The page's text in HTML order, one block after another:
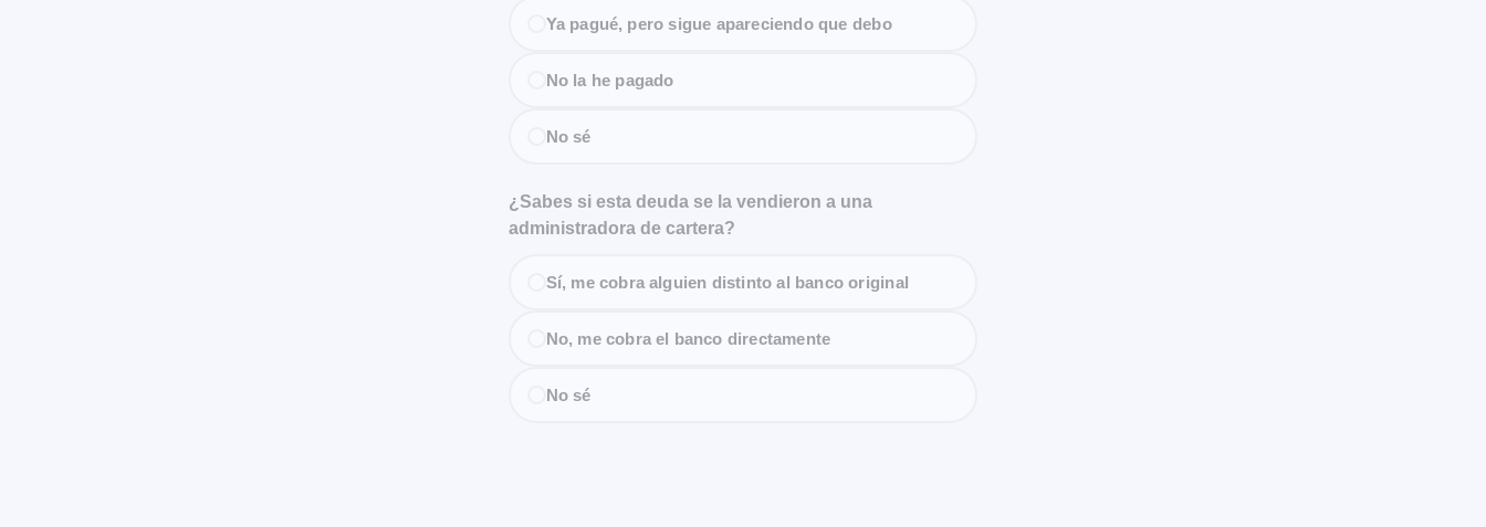
Ya pagué, pero sigue apareciendo que debo
No la he pagado
No sé
¿Sabes si esta deuda se la vendieron a una
administradora de cartera?
Sí, me cobra alguien distinto al banco original
No, me cobra el banco directamente
No sé